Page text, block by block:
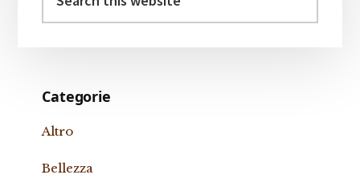
this
Categorie
Altro
Bellezza